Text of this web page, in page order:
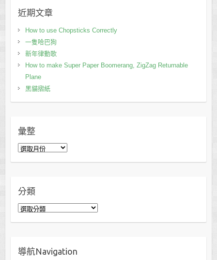
近期文章
How to use Chopsticks Correctly
一隻哈巴狗
新年律動歌
How to make Super Paper Boomerang, ZigZag Returnable
Plane
黑貓摺紙
彙整
彙
分類
分
導航Navigation